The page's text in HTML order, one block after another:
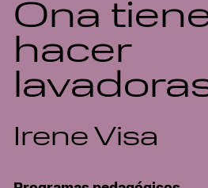
Ona
hacer
Irene Visa